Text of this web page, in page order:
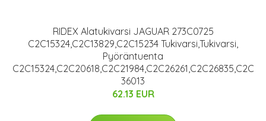
RIDEX Alatukivarsi JAGUAR 273C0725
C2C15324,C2C13829,C2C15234 Tukivarsi,Tukivarsi,
Pyöräntuenta
C2C15324,C2C20618,C2C21984,C2C26261,C2C26835,C2C
36013
62.13 EUR